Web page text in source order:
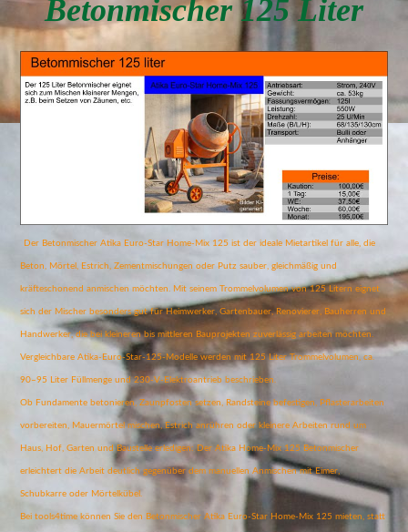
Betonmischer 125 Liter
Der Betonmischer Atika Euro-Star Home-Mix 125 ist der ideale Mietartikel für alle, die
Beton, Mörtel, Estrich, Zementmischungen oder Putz sauber, gleichmäßig und
kräfteschonend anmischen möchten. Mit seinem Trommelvolumen von 125 Litern eignet
sich der Mischer besonders gut für Heimwerker, Gartenbauer, Renovierer, Bauherren und
Handwerker, die bei kleineren bis mittleren Bauprojekten zuverlässig arbeiten möchten.
Vergleichbare Atika-Euro-Star-125-Modelle werden mit 125 Liter Trommelvolumen, ca.
90–95 Liter Füllmenge und 230-V-Elektroantrieb beschrieben.
Ob Fundamente betonieren, Zaunpfosten setzen, Randsteine befestigen, Pflasterarbeiten
vorbereiten, Mauermörtel mischen, Estrich anrühren oder kleinere Arbeiten rund um
Haus, Hof, Garten und Baustelle erledigen: Der Atika Home-Mix 125 Betonmischer
erleichtert die Arbeit deutlich gegenüber dem manuellen Anmischen mit Eimer,
Schubkarre oder Mörtelkübel.
Bei tools4time können Sie den Betonmischer Atika Euro-Star Home-Mix 125 mieten, statt